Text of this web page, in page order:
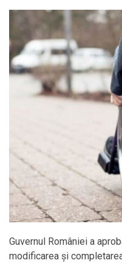
Guvernul României a
modificarea și